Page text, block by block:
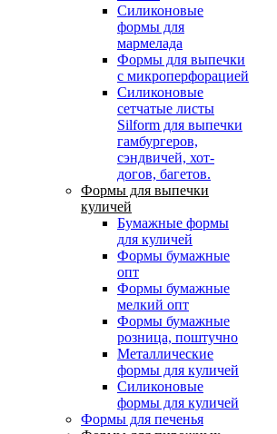
Силиконовые
формы для
мармелада
Формы для выпечки
с микроперфорацией
Силиконовые
сетчатые листы
Silform для выпечки
гамбургеров,
сэндвичей, хот-
догов, багетов.
Формы для выпечки
куличей
Бумажные формы
для куличей
Формы бумажные
опт
Формы бумажные
мелкий опт
Формы бумажные
розница, поштучно
Металлические
формы для куличей
Силиконовые
формы для куличей
Формы для печенья